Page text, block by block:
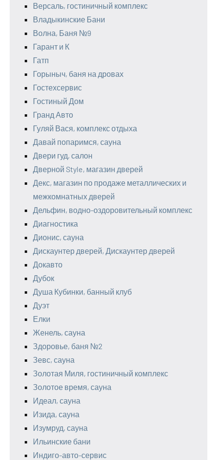
Версаль, гостиничный комплекс
Владыкинские Бани
Волна, Баня №9
Гарант и К
Гатп
Горыныч, баня на дровах
Гостехсервис
Гостиный Дом
Гранд Авто
Гуляй Вася, комплекс отдыха
Давай попаримся, сауна
Двери гуд, салон
Дверной Style, магазин дверей
Декс, магазин по продаже металлических и
межкомнатных дверей
Дельфин, водно-оздоровительный комплекс
Диагностика
Дионис, сауна
Дискаунтер дверей, Дискаунтер дверей
Докавто
Дубок
Душа Кубинки, банный клуб
Дуэт
Елки
Женель, сауна
Здоровье, баня №2
Зевс, сауна
Золотая Миля, гостиничный комплекс
Золотое время, сауна
Идеал, сауна
Изида, сауна
Изумруд, сауна
Ильинские бани
Индиго-авто-сервис